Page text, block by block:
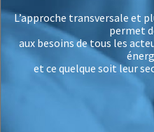
L’approche transversale et
permet
aux besoins de tous les
et ce quelque soit leur